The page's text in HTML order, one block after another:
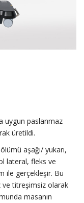
uygun paslanmaz
üretildi.
aşağı/ yukarı,
lateral, fleks ve
ile gerçekleşir. Bu
ve titreşimsiz olarak
masanın